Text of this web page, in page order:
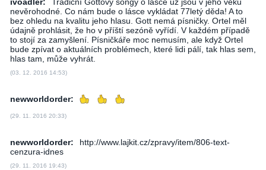
nevěrohodné. Co nám bude o lásce vykládat 77letý děda! A to
bez ohledu na kvalitu jeho hlasu. Gott nemá písničky. Ortel měl
údajně prohlásit, že ho v příští sezóně vyřídí. V každém případě
to stojí za zamyšlení. Písničkáře moc nemusím, ale když Ortel
bude zpívat o aktuálních problémech, které lidi pálí, tak hlas sem,
hlas tam, může vyhrát.
(03. 12. 2016 14:53)
newworldorder:
(29. 11. 2016 20:33)
newworldorder:
http://www.lajkit.cz/zpravy/item/806-text-
cenzura-idnes
(29. 11. 2016 19:43)